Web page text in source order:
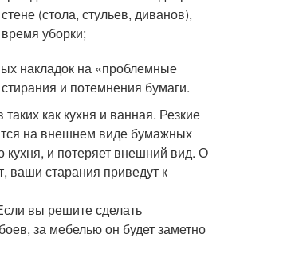
(стола, стульев, диванов),
уборки;
накладок на «проблемные
и потемнения бумаги.
как кухня и ванная. Резкие
на внешнем виде бумажных
кухня, и потеряет внешний вид. О
ваши старания приведут к
вы решите сделать
за мебелью он будет заметно